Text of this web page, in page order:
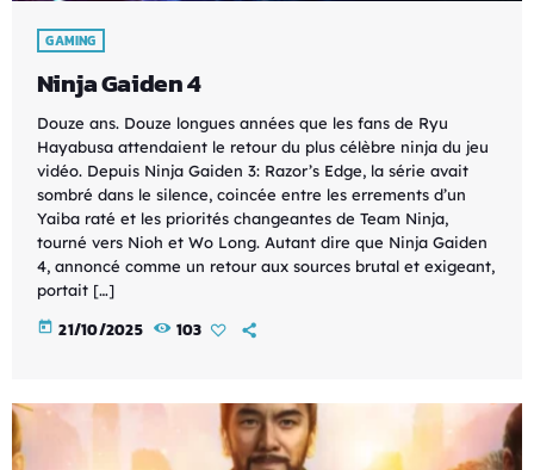
GAMING
Ninja Gaiden 4
Douze ans. Douze longues années que les fans de Ryu
Hayabusa attendaient le retour du plus célèbre ninja du jeu
vidéo. Depuis Ninja Gaiden 3: Razor’s Edge, la série avait
sombré dans le silence, coincée entre les errements d’un
Yaiba raté et les priorités changeantes de Team Ninja,
tourné vers Nioh et Wo Long. Autant dire que Ninja Gaiden
4, annoncé comme un retour aux sources brutal et exigeant,
portait […]
today 21/10/2025 103